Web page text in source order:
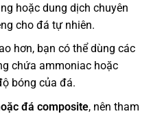
hoặc dung dịch chuyên
cho đá tự nhiên.
hơn, bạn có thể dùng các
chứa ammoniac hoặc
bóng của đá.
đá composite, nên tham